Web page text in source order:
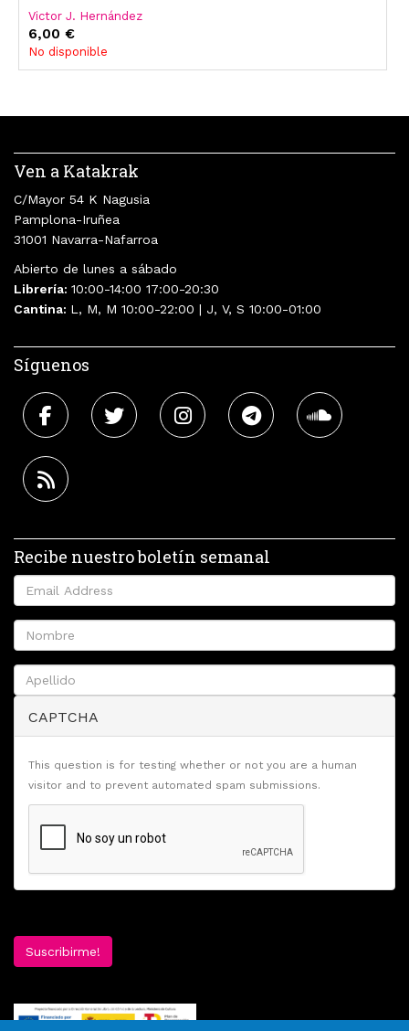
Victor J. Hernández
6,00 €
No disponible
Ven a Katakrak
C/Mayor 54 K Nagusia
Pamplona-Iruñea
31001 Navarra-Nafarroa
Abierto de lunes a sábado
Librería: 10:00-14:00 17:00-20:30
Cantina: L, M, M 10:00-22:00 | J, V, S 10:00-01:00
Síguenos
Recibe nuestro boletín semanal
CAPTCHA
This question is for testing whether or not you are a human
visitor and to prevent automated spam submissions.
Suscribirme!